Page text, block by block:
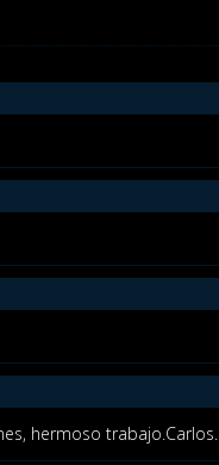
hermoso trabajo.Carlos.